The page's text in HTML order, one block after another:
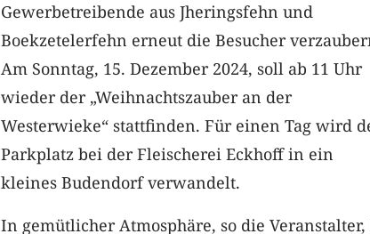
Gewerbetreibende aus Jheringsfehn und
Boekzetelerfehn erneut die Besucher
Am Sonntag, 15. Dezember 2024, soll ab 11 Uhr
wieder der „Weihnachtszauber an der
Westerwieke“ stattfinden. Für einen Tag wird
Parkplatz bei der Fleischerei Eckhoff in ein
kleines Budendorf verwandelt.
In gemütlicher Atmosphäre, so die